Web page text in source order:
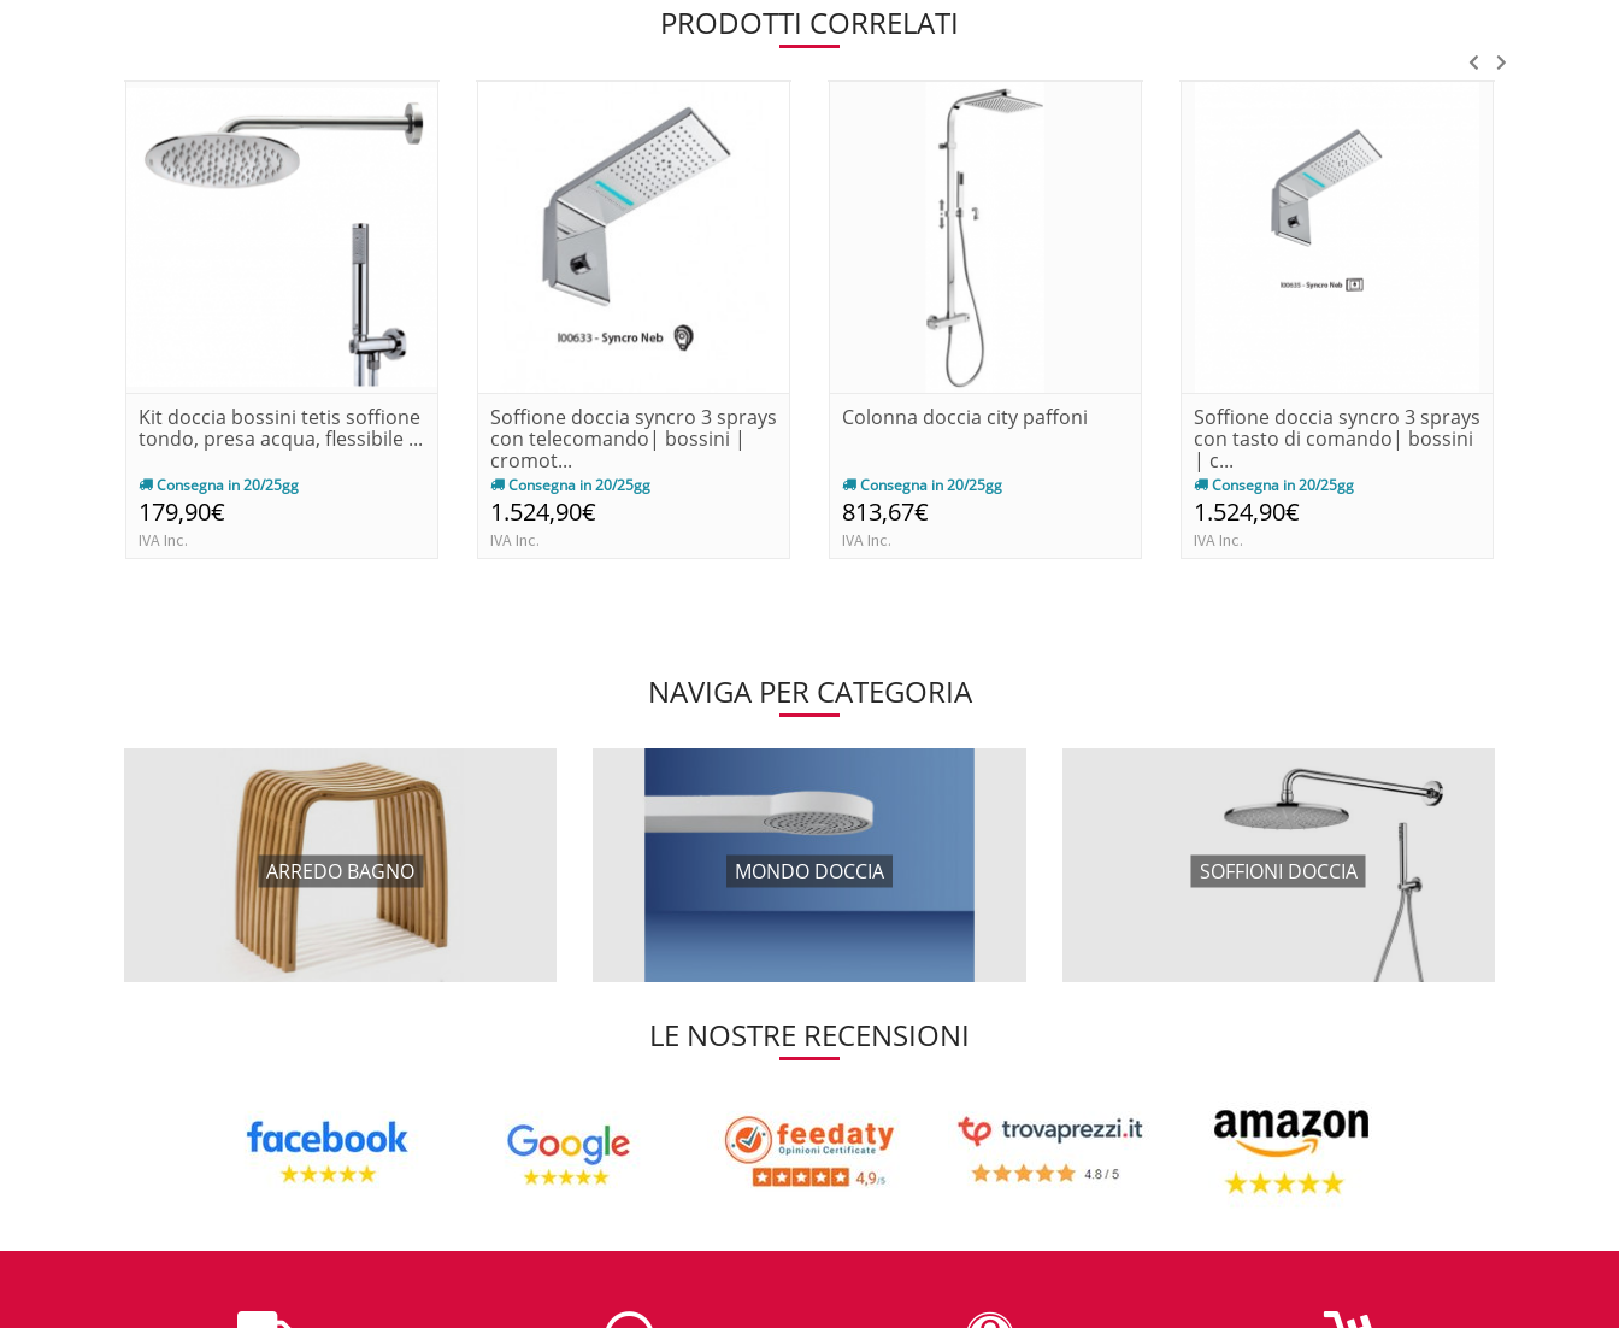
PRODOTTI CORRELATI
Kit doccia bossini tetis soffione
tondo, presa acqua, flessibile ...
Consegna in 20/25gg
179,90€
IVA Inc.
Soffione doccia syncro 3 sprays
con telecomando| bossini |
cromot...
Consegna in 20/25gg
1.524,90€
IVA Inc.
Colonna doccia city paffoni
Consegna in 20/25gg
813,67€
IVA Inc.
Soffione doccia syncro 3 sprays
con tasto di comando| bossini
| c...
Consegna in 20/25gg
1.524,90€
IVA Inc.
NAVIGA PER CATEGORIA
ARREDO BAGNO MONDO DOCCIA SOFFIONI DOCCIA
LE NOSTRE RECENSIONI